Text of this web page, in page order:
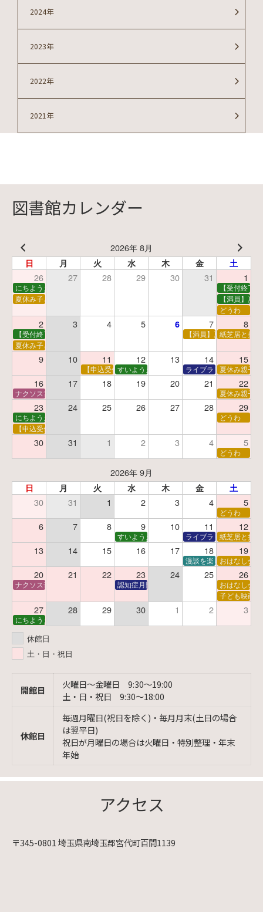
2024年
2023年
2022年
2021年
図書館カレンダー
2026年 8月
日 月 火 水 木 金 土
26 27 28 29 30 31 1
にちようえほん
【受付終了
夏休み子ども映画会
【満員】夏
どうわ
2 3 4 5 6 7 8
【受付終了】親子で挑戦！調べ学習ワークショップ 【満員】夏休み科学あ
紙芝居と折
夏休み子ども平和映画会
9 10 11 12 13 14 15
【申込受付中】夏休みおはなし工作会
すいようえほん ライブラリーシアター
夏休み親子
16 17 18 19 20 21 22
ナクソス音楽会 第5回 NHK交響楽団創立100年 夏休み親子
23 24 25 26 27 28 29
にちようえほん
どうわ
【申込受付中】ゆうべのこわ～いおはなし会
30 31 1 2 3 4 5
どうわ
2026年 9月
日 月 火 水 木 金 土
30 31 1 2 3 4 5
どうわ
6 7 8 9 10 11 12
すいようえほん ライブラリーシアター
紙芝居と折
13 14 15 16 17 18 19
漫談を楽しむ会 ～漫談
おはなし会
20 21 22 23 24 25 26
ナクソス音楽会 第6回 宇宙を感じるクラシック認知症月間 特別映画会「調査屋マオさんの恋
おはなし会
子ども映画会
27 28 29 30 1 2 3
にちようえほん
休館日
土・日・祝日
開館日
火曜日〜金曜日 9:30〜19:00
土・日・祝日 9:30〜18:00
休館日
毎週月曜日(祝日を除く)・毎月月末(土日の場合
は翌平日)
祝日が月曜日の場合は火曜日・特別整理・年末
年始
アクセス
〒345-0801 埼玉県南埼玉郡宮代町百間1139